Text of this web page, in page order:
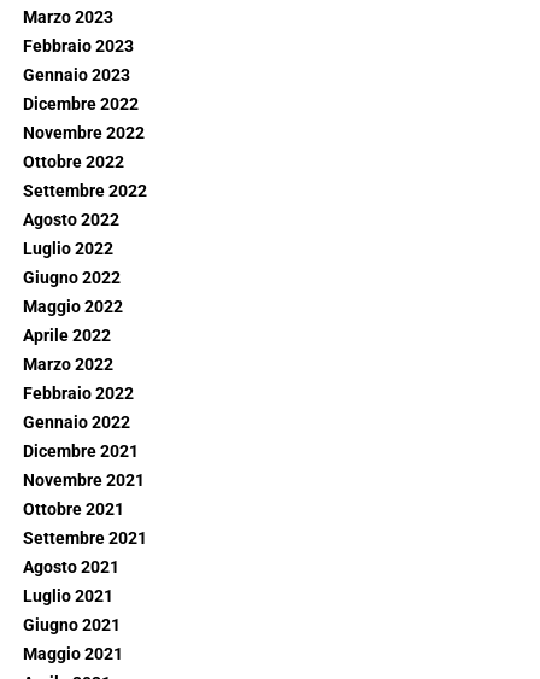
Marzo 2023
Febbraio 2023
Gennaio 2023
Dicembre 2022
Novembre 2022
Ottobre 2022
Settembre 2022
Agosto 2022
Luglio 2022
Giugno 2022
Maggio 2022
Aprile 2022
Marzo 2022
Febbraio 2022
Gennaio 2022
Dicembre 2021
Novembre 2021
Ottobre 2021
Settembre 2021
Agosto 2021
Luglio 2021
Giugno 2021
Maggio 2021